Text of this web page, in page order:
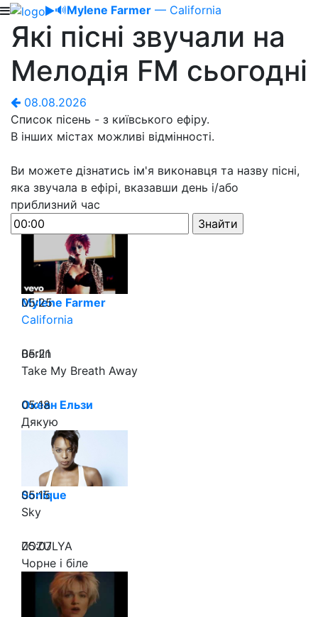
🔊Mylene Farmer — California
Які пісні звучали на
Мелодія FM сьогодні
08.08.2026
Список пісень - з київського ефіру.
В інших містах можливі відмінності.
Ви можете дізнатись ім'я виконавця та назву пісні,
яка звучала в ефірі, вказавши день і/або
приблизний час
05:25
Mylene Farmer
California
05:21
Berlin
Take My Breath Away
05:18
Океан Ельзи
Дякую
05:15
Sonique
Sky
05:07
ZOZULYA
Чорне і біле